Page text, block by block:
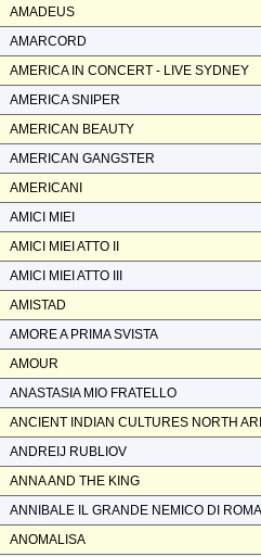
AMADEUS
AMARCORD
AMERICA IN CONCERT - LIVE SYDNEY
AMERICA SNIPER
AMERICAN BEAUTY
AMERICAN GANGSTER
AMERICANI
AMICI MIEI
AMICI MIEI ATTO II
AMICI MIEI ATTO III
AMISTAD
AMORE A PRIMA SVISTA
AMOUR
ANASTASIA MIO FRATELLO
ANCIENT INDIAN CULTURES NORTH
ANDREIJ RUBLIOV
ANNA AND THE KING
ANNIBALE IL GRANDE NEMICO DI ROMA
ANOMALISA